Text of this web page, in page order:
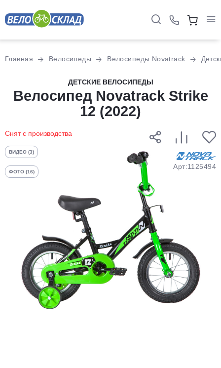
Главная Велосипеды Велосипеды Novatrack
ДЕТСКИЕ ВЕЛОСИПЕДЫ
Велосипед Novatrack Strike
12 (2022)
Снят с производства
ВИДЕО (3)
ФОТО (16)
Арт:1125494
Разбейте
оплатуна части
без переплат
График платежей
Добавляйте товары
в корзину
Оплачивайте сегодня только
25% картой любого банка